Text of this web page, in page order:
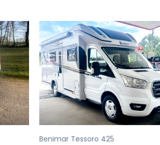
SuccessivoPrecedente
Benimar Tessoro 425